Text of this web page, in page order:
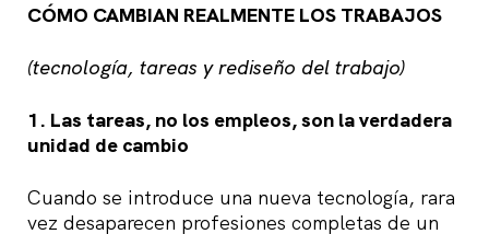
CÓMO CAMBIAN REALMENTE LOS TRABAJOS
(tecnología, tareas y rediseño del trabajo)
1. Las tareas, no los empleos, son la verdadera
unidad de cambio
Cuando se introduce una nueva tecnología, rara
vez desaparecen profesiones completas de un